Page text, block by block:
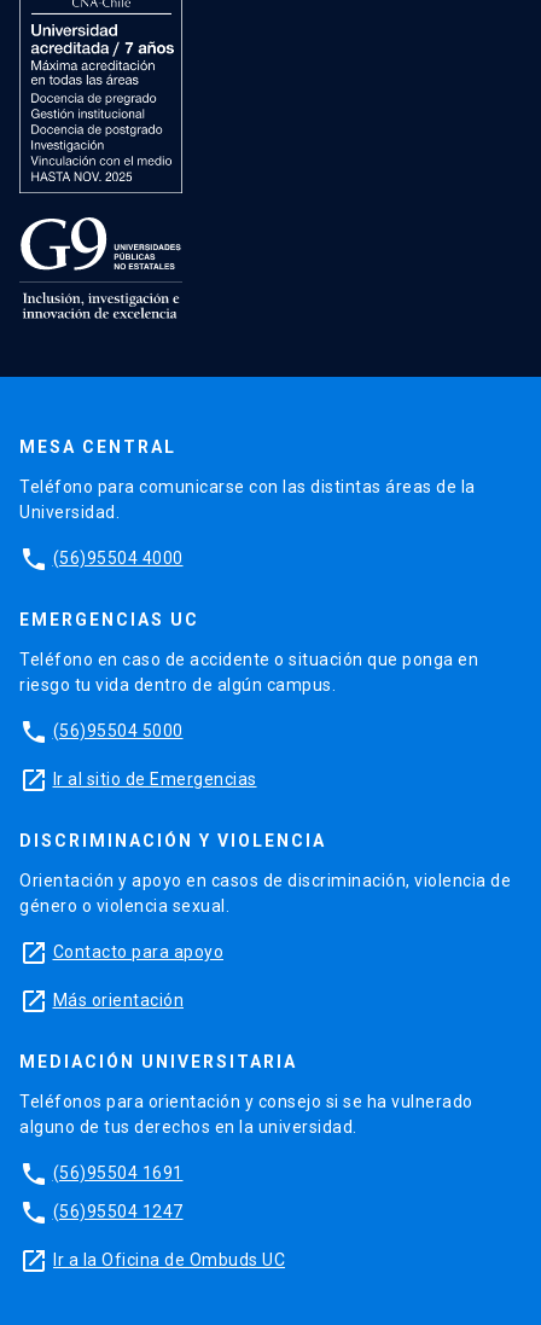
MESA CENTRAL
Teléfono para comunicarse con las distintas áreas de la
Universidad.
phone (56)95504 4000
EMERGENCIAS UC
Teléfono en caso de accidente o situación que ponga en
riesgo tu vida dentro de algún campus.
phone (56)95504 5000
launch Ir al sitio de Emergencias
DISCRIMINACIÓN Y VIOLENCIA
Orientación y apoyo en casos de discriminación, violencia de
género o violencia sexual.
launch Contacto para apoyo
launch Más orientación
MEDIACIÓN UNIVERSITARIA
Teléfonos para orientación y consejo si se ha vulnerado
alguno de tus derechos en la universidad.
phone (56)95504 1691
phone (56)95504 1247
launch Ir a la Oficina de Ombuds UC